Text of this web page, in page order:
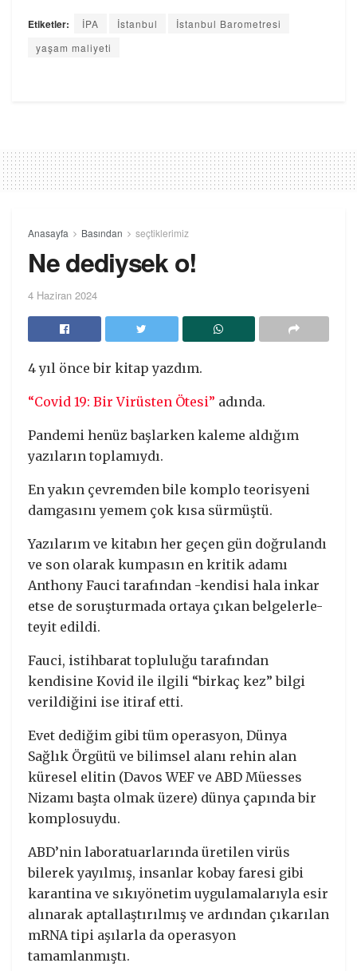
Etiketler: İPA İstanbul
İstanbul Barometresi
yaşam maliyeti
Anasayfa Basından seçtiklerimiz
Ne dediysek o!
4 Haziran 2024
4 yıl önce bir kitap yazdım.
“Covid 19: Bir Virüsten Ötesi” adında.
Pandemi henüz başlarken kaleme aldığım
yazıların toplamıydı.
En yakın çevremden bile komplo teorisyeni
damgasını yemem çok kısa sürmüştü.
Yazılarım ve kitabın her geçen gün doğrulandı
ve son olarak kumpasın en kritik adamı
Anthony Fauci tarafından -kendisi hala inkar
etse de soruşturmada ortaya çıkan belgelerle-
teyit edildi.
Fauci, istihbarat topluluğu tarafından
kendisine Kovid ile ilgili “birkaç kez” bilgi
verildiğini ise itiraf etti.
Evet dediğim gibi tüm operasyon, Dünya
Sağlık Örgütü ve bilimsel alanı rehin alan
küresel elitin (Davos WEF ve ABD Müesses
Nizamı başta olmak üzere) dünya çapında bir
komplosuydu.
ABD’nin laboratuarlarında üretilen virüs
bilerek yayılmış, insanlar kobay faresi gibi
karantina ve sıkıyönetim uygulamalarıyla esir
alınarak aptallaştırılmış ve ardından çıkarılan
mRNA tipi aşılarla da operasyon
tamamlanmıştı.